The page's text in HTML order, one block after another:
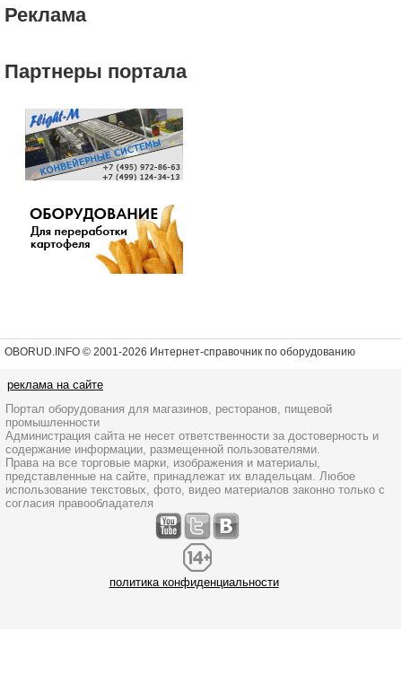
Реклама
Партнеры портала
OBORUD.INFO © 2001-2026 Интернет-справочник по оборудованию
реклама на сайте
Портал оборудования для магазинов, ресторанов, пищевой
промышленности
Администрация сайта не несет ответственности за достоверность и
содержание информации, размещенной пользователями.
Права на все торговые марки, изображения и материалы,
представленные на сайте, принадлежат их владельцам. Любое
использование текстовых, фото, видео материалов законно только с
согласия правообладателя
политика конфиденциальности